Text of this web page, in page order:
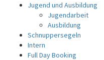
Jugend und Ausbildung
Jugendarbeit
Ausbildung
Schnuppersegeln
Intern
Full Day Booking